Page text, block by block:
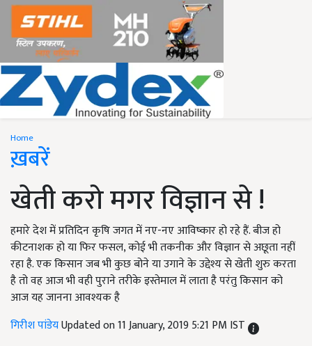
Home
ख़बरें
खेती करो मगर विज्ञान से !
हमारे देश में प्रतिदिन कृषि जगत में नए-नए आविष्कार हो रहे हैं. बीज हो
कीटनाशक हो या फिर फसल, कोई भी तकनीक और विज्ञान से अछूता नहीं
रहा है. एक किसान जब भी कुछ बोने या उगाने के उद्देश्य से खेती शुरु करता
है तो वह आज भी वही पुराने तरीके इस्तेमाल में लाता है परंतु किसान को
आज यह जानना आवश्यक है
गिरीश पांडेयUpdated on 11 January, 2019 5:21 PM IST